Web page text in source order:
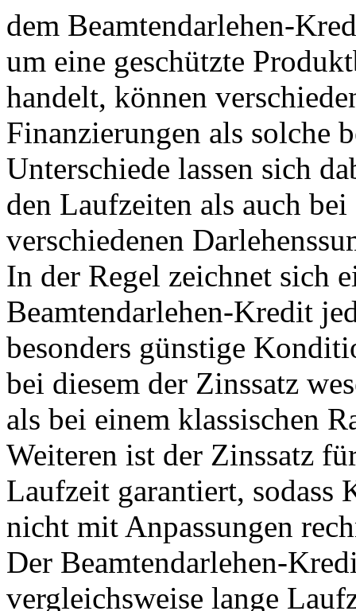
dem Beamtendarlehen-
um eine geschützte
handelt, können
Finanzierungen als solche
Unterschiede lassen sich
den Laufzeiten als auch bei
verschiedenen
In der Regel zeichnet sich
Beamtendarlehen-Kredit
besonders günstige
bei diesem der Zinssatz
als bei einem klassischen
Weiteren ist der Zinssatz
Laufzeit garantiert, sodass
nicht mit Anpassungen
Der Beamtendarlehen-
vergleichsweise lange